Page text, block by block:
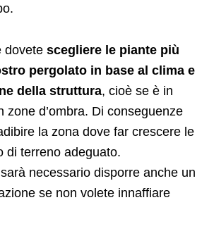
dovete scegliere le piante più
pergolato in base al clima e
della struttura, cioè se è in
zone d’ombra. Di conseguenze
la zona dove far crescere le
di terreno adeguato.
necessario disporre anche un
se non volete innaffiare